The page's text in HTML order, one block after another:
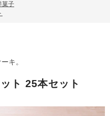
菓子
キ。
ト 25本セット